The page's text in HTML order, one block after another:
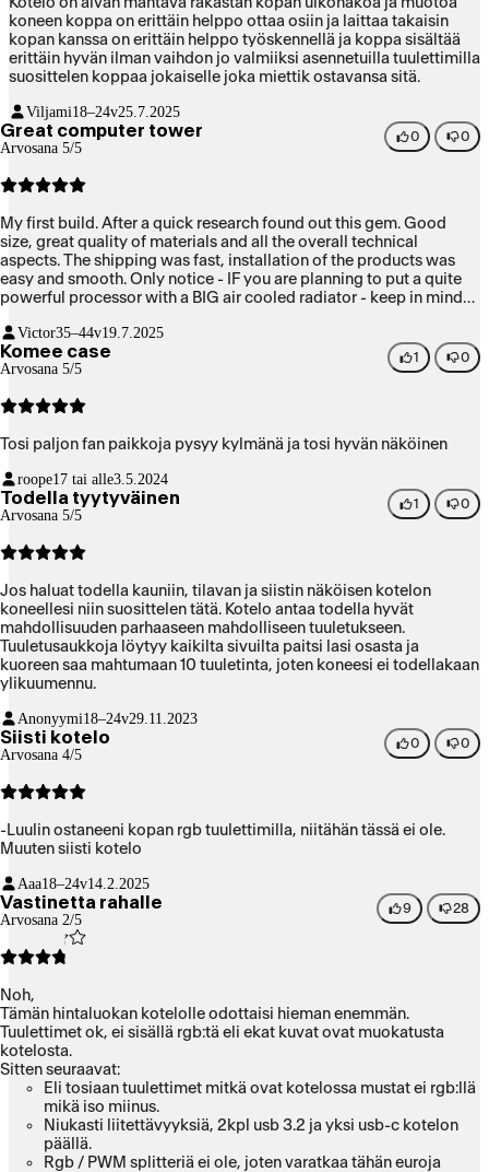
koneen koppa on erittäin helppo ottaa osiin ja laittaa takaisin
kopan kanssa on erittäin helppo työskennellä ja koppa sisältää
erittäin hyvän ilman vaihdon jo valmiiksi asennetuilla tuulettimilla
suosittelen koppaa jokaiselle joka miettik ostavansa sitä.
Viljami18–24v25.7.2025
Great computer tower
Arvosana 5/5
0 0
My first build. After a quick research found out this gem. Good
size, great quality of materials and all the overall technical
aspects. The shipping was fast, installation of the products was
easy and smooth. Only notice - IF you are planning to put a quite
powerful processor with a BIG air cooled radiator - keep in mind
other than that 10/10
Victor35–44v19.7.2025
Komee case
Arvosana 5/5
1 0
Tosi paljon fan paikkoja pysyy kylmänä ja tosi hyvän näköinen
roope17 tai alle3.5.2024
Todella tyytyväinen
Arvosana 5/5
1 0
Jos haluat todella kauniin, tilavan ja siistin näköisen kotelon
koneellesi niin suosittelen tätä. Kotelo antaa todella hyvät
mahdollisuuden parhaaseen mahdolliseen tuuletukseen.
Tuuletusaukkoja löytyy kaikilta sivuilta paitsi lasi osasta ja
kuoreen saa mahtumaan 10 tuuletinta, joten koneesi ei todellakaan
ylikuumennu.
Anonyymi18–24v29.11.2023
Siisti kotelo
Arvosana 4/5
0 0
-Luulin ostaneeni kopan rgb tuulettimilla, niitähän tässä ei ole.
Muuten siisti kotelo
Aaa18–24v14.2.2025
Vastinetta rahalle
Arvosana 2/5
9 28
Noh,
Tämän hintaluokan kotelolle odottaisi hieman enemmän.
Tuulettimet ok, ei sisällä rgb:tä eli ekat kuvat ovat muokatusta
kotelosta.
Sitten seuraavat:
Eli tosiaan tuulettimet mitkä ovat kotelossa mustat ei rgb:llä
mikä iso miinus.
Niukasti liitettävyyksiä, 2kpl usb 3.2 ja yksi usb-c kotelon
päällä.
Rgb / PWM splitteriä ei ole, joten varatkaa tähän euroja